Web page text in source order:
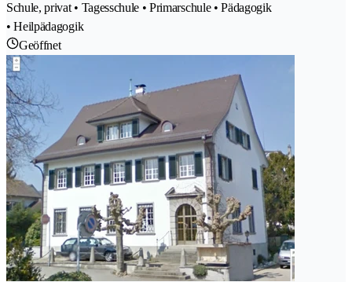
Schule, privat • Tagesschule • Primarschule • Pädagogik
• Heilpädagogik
Geöffnet